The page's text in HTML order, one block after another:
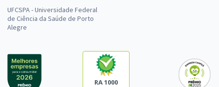
UFCSPA - Universidade Federal
de Ciência da Saúde de Porto
Alegre
RA 1000